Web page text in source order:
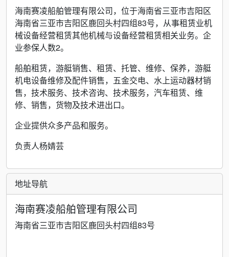
海南赛凌船舶管理有限公司，位于海南省三亚市吉阳区
海南省三亚市吉阳区鹿回头村四组83号，从事租赁业机
械设备经营租赁其他机械与设备经营租赁相关业务。企
业参保人数2。
船舶租赁，游艇销售、租赁、托管、维修、保养，游艇
机电设备维修及配件销售，五金交电、水上运动器材销
售，技术服务、技术咨询、技术服务，汽车租赁、维
修、销售，货物及技术进出口。
企业提供众多产品和服务。
负责人杨婧芸
地址导航
海南赛凌船舶管理有限公司
海南省三亚市吉阳区鹿回头村四组83号